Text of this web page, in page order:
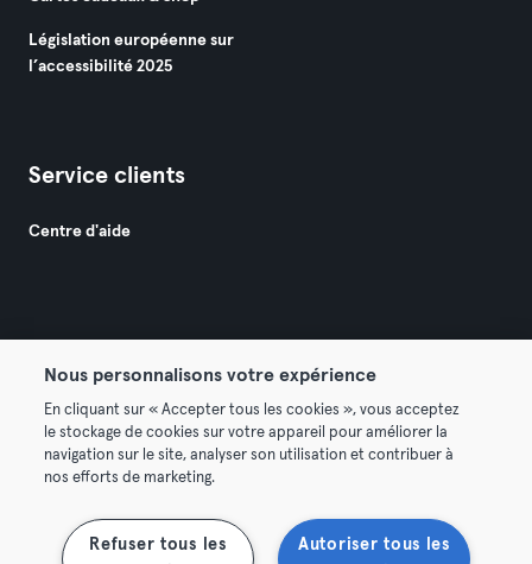
Législation européenne sur
l’accessibilité 2025
Service clients
Centre d'aide
Conditions générales Politique de confidentialité
Mentions légales Résilier les contrats ici
Se rétracter ici
Nous personnalisons votre expérience
En cliquant sur « Accepter tous les cookies », vous acceptez
le stockage de cookies sur votre appareil pour améliorer la
navigation sur le site, analyser son utilisation et contribuer à
nos efforts de marketing.
Autoriser tous les
Refuser tous les